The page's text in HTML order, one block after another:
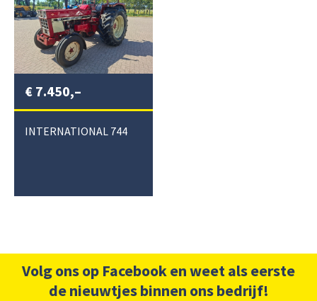
€ 7.450,–
INTERNATIONAL 744
Volg ons op Facebook en weet als eerste
de nieuwtjes binnen ons bedrijf!